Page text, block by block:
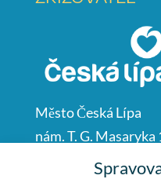
Město Česká Lípa
nám. T. G. Masaryka
Česká Lípa